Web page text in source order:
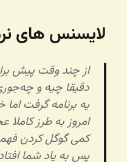
لایسنس های
از چند وقت پیش
دقیقا چیه و
یه برنامه گرفت
امروز به طرز
کمی گوگل کردن
پس به یاد شما